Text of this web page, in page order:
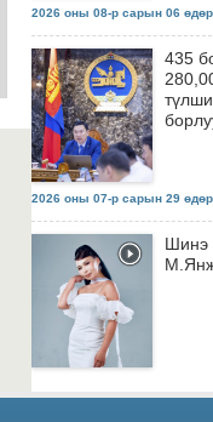
2026 оны 08-р сарын 06
435
2026 оны 07-р сарын 29
Шинэ